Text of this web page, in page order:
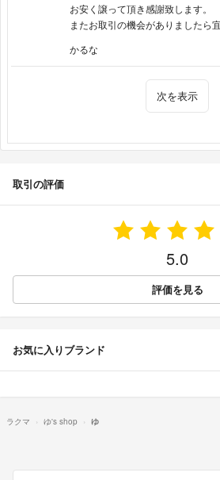
お安く譲って頂き感謝致します。
またお取引の機会がありましたら
かるな
次を表示
取引の評価
5.0
評価を見る
お気に入りブランド
ラクマ ゆ's shop ゆ